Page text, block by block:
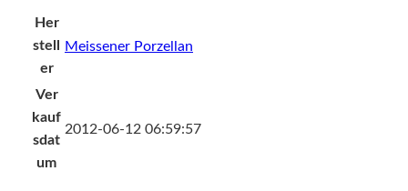
Her
stell
er
Meissener Porzellan
Ver
kauf
sdat
um
2012-06-12 06:59:57